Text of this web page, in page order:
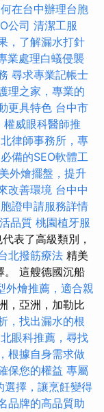
在台中辦理台胞
公司 清潔工服
，了解漏水打針
業處理白蟻侵襲
尋求專業記帳士
理之家，專業的
更具特色 台中市
權威眼科醫師推
律師事務所，專
必備的SEO軟體工
外燴擺盤，提升
改善環境 台中中
證申請服務詳情
品質 桃園植牙服
表了高級類別，
北撥筋療法 精美
。 這艘德國沉船
外燴推薦，適合親
，亞洲，加勒比
，找出漏水的根
眼科推薦，尋找
根據自身需求做
保您的權益 專屬
選擇，讓烹飪變得
品牌的高品質助